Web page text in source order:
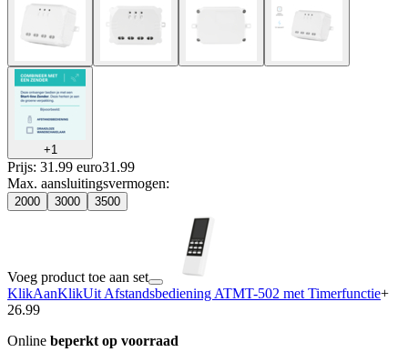
+1
Prijs: 31.99 euro31 .99
Max. aansluitingsvermogen:
2000 3000 3500
Voeg product toe aan set
KlikAanKlikUit Afstandsbediening ATMT-502 met Timerfunctie+
26.99
Online beperkt op voorraad